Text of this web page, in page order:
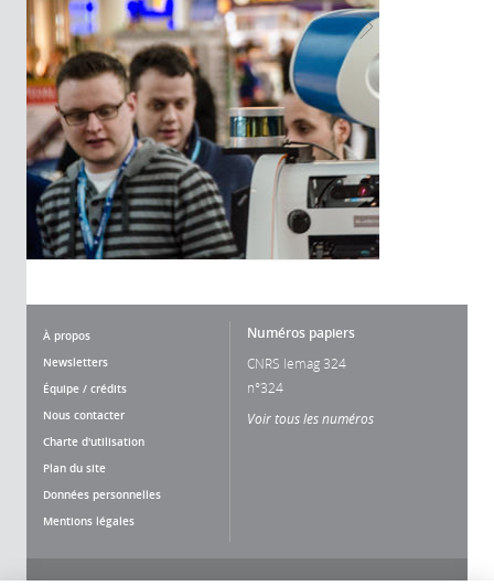
À propos
Newsletters
Équipe / crédits
Nous contacter
Charte d'utilisation
Plan du site
Données personnelles
Mentions légales
Numéros papiers
CNRS lemag 324
n°324
Voir tous les numéros